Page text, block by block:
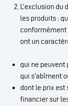
L’exclusion du
les produits :
conformément
ont un
qui ne peuvent
qui s’abîment
dont le prix
financier sur